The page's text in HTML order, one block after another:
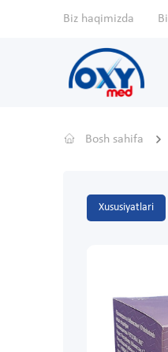
Biz haqimizda
Bosh sahifa
Xususiyatlari